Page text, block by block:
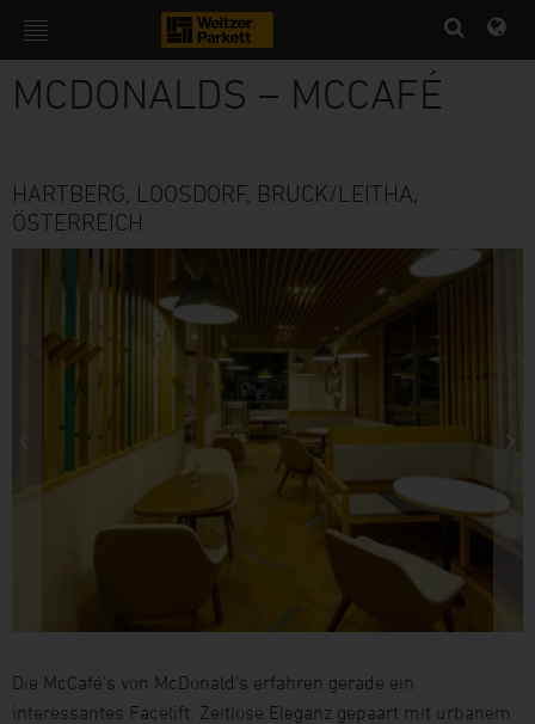
HOTELS & GASTRO
MCDONALDS – MCCAFÉ
HARTBERG, LOOSDORF, BRUCK/LEITHA,
ÖSTERREICH
Die McCafé’s von McDonald’s erfahren gerade ein
interessantes Facelift. Zeitlose Eleganz gepaart mit urbanem